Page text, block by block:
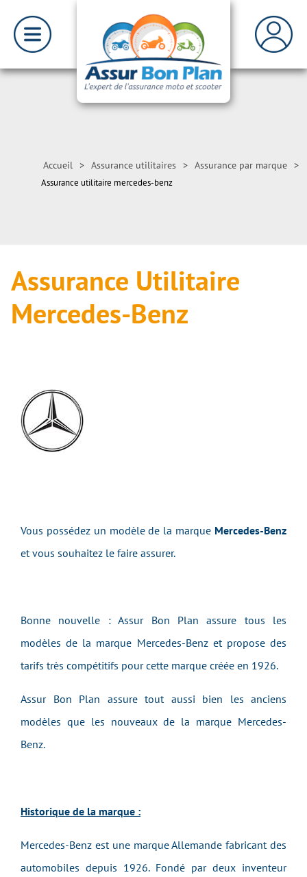
Accueil > Assurance utilitaires > Assurance par marque >
Assurance utilitaire mercedes-benz
Assurance Utilitaire
Mercedes-Benz
Vous possédez un modèle de la marque Mercedes-Benz
et vous souhaitez le faire assurer.
Bonne nouvelle : Assur Bon Plan assure tous les
modèles de la marque Mercedes-Benz et propose des
tarifs très compétitifs pour cette marque créée en 1926.
Assur Bon Plan assure tout aussi bien les anciens
modèles que les nouveauxde la marque Mercedes-
Benz.
Historique de la marque :
Mercedes-Benz est une marque Allemande fabricant des
automobiles depuis 1926. Fondé par deux inventeur